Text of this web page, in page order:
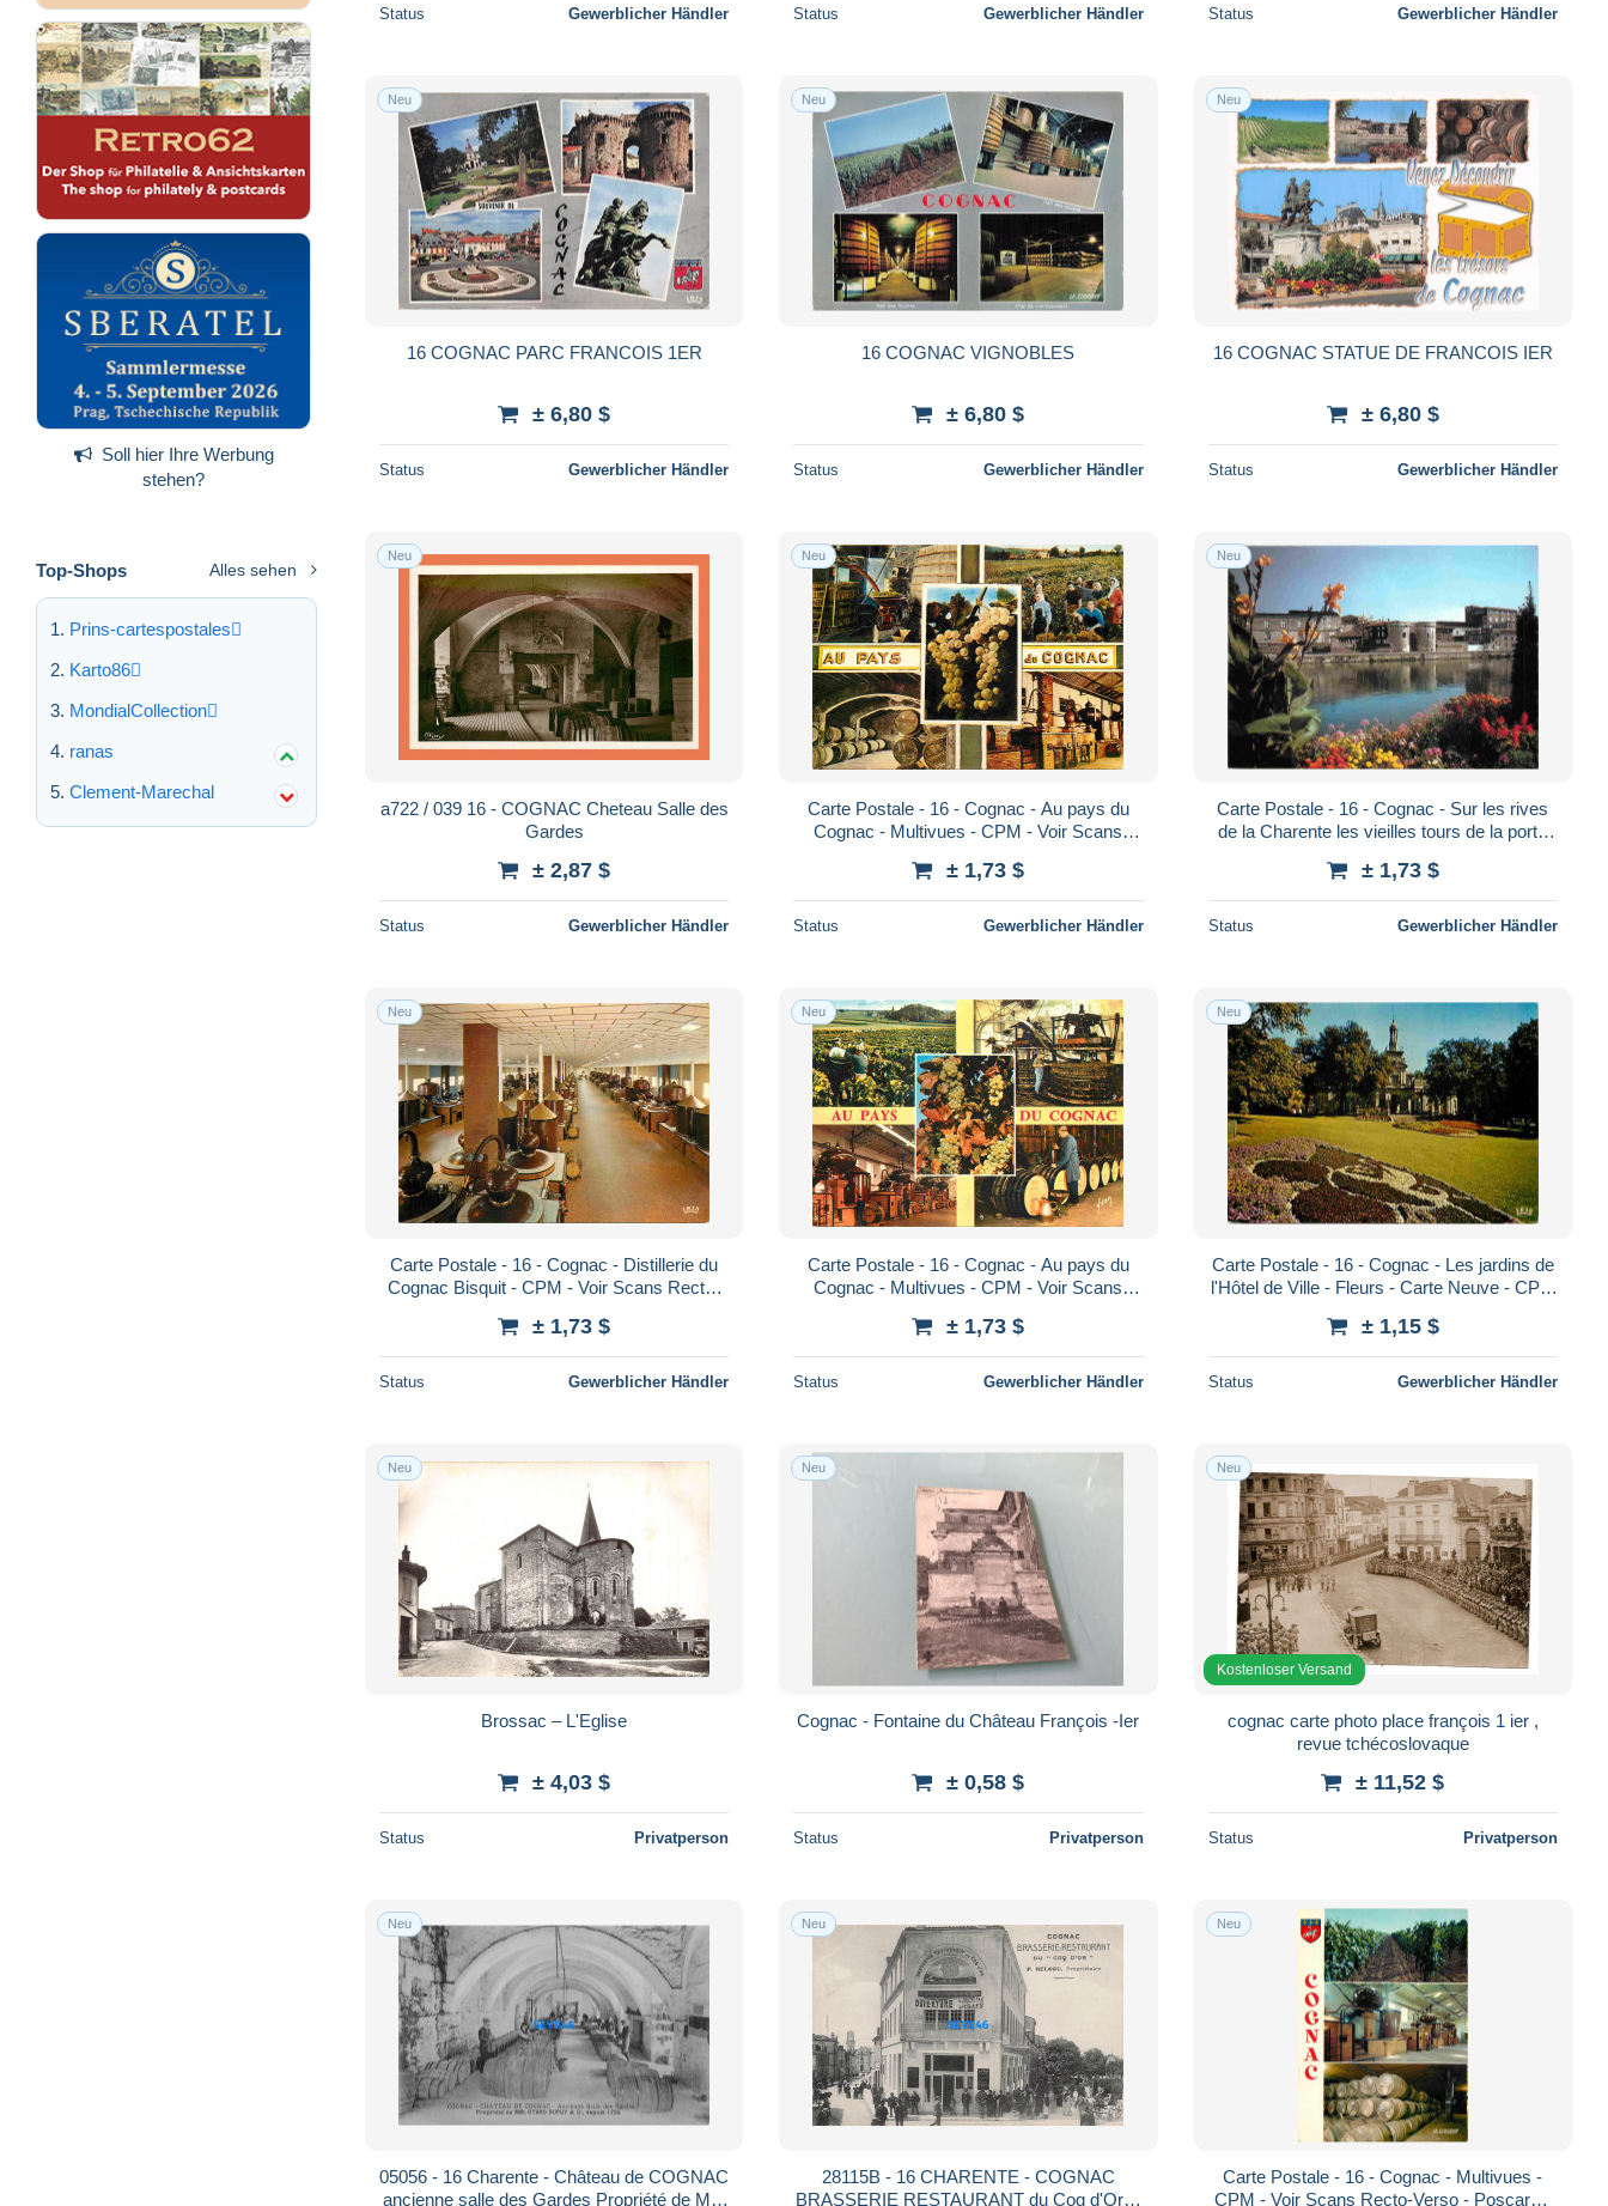
Soll hier Ihre Werbung
stehen?
Top-Shops Alles sehen
Prins-cartespostales
Karto86
MondialCollection
ranas
Clement-Marechal
Status Gewerblicher Händler Status Gewerblicher Händler Status Gewerblicher Händler
Neu
16 COGNAC PARC FRANCOIS 1ER
± 6,80 $
Status Gewerblicher Händler
Neu
16 COGNAC VIGNOBLES
± 6,80 $
Status Gewerblicher Händler
Neu
16 COGNAC STATUE DE FRANCOIS IER
± 6,80 $
Status Gewerblicher Händler
Neu
a722 / 039 16 - COGNAC Cheteau Salle des
Gardes
± 2,87 $
Status Gewerblicher Händler
Neu
Carte Postale - 16 - Cognac - Au pays du
Cognac - Multivues - CPM - Voir Scans
± 1,73 $
Status Gewerblicher Händler
Neu
Carte Postale - 16 - Cognac - Sur les rives
de la Charente les vieilles tours de la porte
± 1,73 $
Status Gewerblicher Händler
Neu
Carte Postale - 16 - Cognac - Distillerie du
Cognac Bisquit - CPM - Voir Scans Recto-
± 1,73 $
Status Gewerblicher Händler
Neu
Carte Postale - 16 - Cognac - Au pays du
Cognac - Multivues - CPM - Voir Scans
± 1,73 $
Status Gewerblicher Händler
Neu
Carte Postale - 16 - Cognac - Les jardins de
l'Hôtel de Ville - Fleurs - Carte Neuve - CPM
± 1,15 $
Status Gewerblicher Händler
Neu
Brossac – L'Eglise
± 4,03 $
Status Privatperson
Neu
Cognac - Fontaine du Château François -Ier
± 0,58 $
Status Privatperson
Neu
Kostenloser Versand
cognac carte photo place françois 1 ier ,
revue tchécoslovaque
± 11,52 $
Status Privatperson
Neu
05056 - 16 Charente - Château de COGNAC
ancienne salle des Gardes Propriété de MM
Neu
28115B - 16 CHARENTE - COGNAC
BRASSERIE RESTAURANT du Coq d'Or P
Neu
Carte Postale - 16 - Cognac - Multivues -
CPM - Voir Scans Recto-Verso - Poscard -